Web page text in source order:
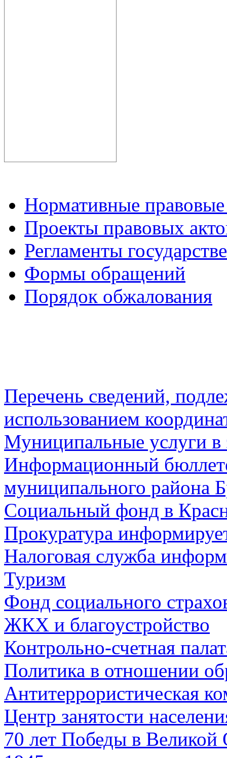
Нормативные
Проекты правовых
Регламенты
Формы обращений
Порядок обжалования
Перечень сведений,
использованием
Муниципальные услуги в
Информационный
муниципального района
Социальный фонд в
Прокуратура
Налоговая служба
Туризм
Фонд социального
ЖКХ и благоустройство
Контрольно-счетная
Политика в отношении
Антитеррористическая
Центр занятости
70 лет Победы в Великой